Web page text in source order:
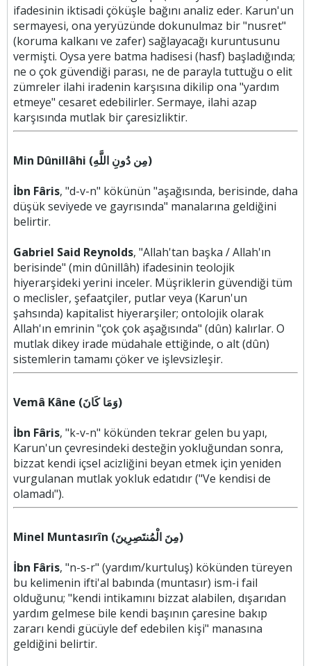
ifadesinin iktisadi çöküşle bağını analiz eder. Karun'un
sermayesi, ona yeryüzünde dokunulmaz bir "nusret"
(koruma kalkanı ve zafer) sağlayacağı kuruntusunu
vermişti. Oysa yere batma hadisesi (hasf) başladığında;
ne o çok güvendiği parası, ne de parayla tuttuğu o elit
zümreler ilahi iradenin karşısına dikilip ona "yardım
etmeye" cesaret edebilirler. Sermaye, ilahi azap
karşısında mutlak bir çaresizliktir.
Min Dûnillâhi (مِن دُونِ اللَّهِ)
İbn Fâris, "d-v-n" kökünün "aşağısında, berisinde, daha
düşük seviyede ve gayrısında" manalarına geldiğini
belirtir.
Gabriel Said Reynolds, "Allah'tan başka / Allah'ın
berisinde" (min dûnillâh) ifadesinin teolojik
hiyerarşideki yerini inceler. Müşriklerin güvendiği tüm
o meclisler, şefaatçiler, putlar veya (Karun'un
şahsında) kapitalist hiyerarşiler; ontolojik olarak
Allah'ın emrinin "çok çok aşağısında" (dûn) kalırlar. O
mutlak dikey irade müdahale ettiğinde, o alt (dûn)
sistemlerin tamamı çöker ve işlevsizleşir.
Vemâ Kâne (وَمَا كَانَ)
İbn Fâris, "k-v-n" kökünden tekrar gelen bu yapı,
Karun'un çevresindeki desteğin yokluğundan sonra,
bizzat kendi içsel acizliğini beyan etmek için yeniden
vurgulanan mutlak yokluk edatıdır ("Ve kendisi de
olamadı").
Minel Muntasırîn (مِنَ الْمُنتَصِرِينَ)
İbn Fâris, "n-s-r" (yardım/kurtuluş) kökünden türeyen
bu kelimenin ifti'al babında (muntasır) ism-i fail
olduğunu; "kendi intikamını bizzat alabilen, dışarıdan
yardım gelmese bile kendi başının çaresine bakıp
zararı kendi gücüyle def edebilen kişi" manasına
geldiğini belirtir.